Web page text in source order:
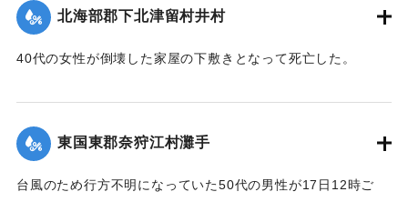
昭和三十一年九月仲秋 院内村 教育委員會
※碑文の画像（2枚目）・翻刻は「デジタル拓本」による。
｜固有コード:
【出典：大分合同新聞 1951年10月18日朝刊2面】
｜固有コード: 005200115
北海部郡下北津留村井村
40代の女性が倒壊した家屋の下敷きとなって死亡した。
｜固有コード: 005200116
東国東郡奈狩江村灘手
台風のため行方不明になっていた50代の男性が17日12時ご